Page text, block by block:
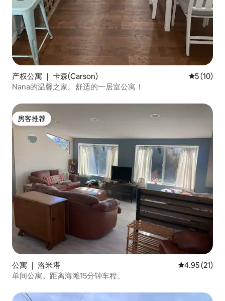
产权公寓 ｜ 卡森(Carson) 平均评分
5 (10)
Nana的温馨之家。舒适的一居室公寓！
房客推荐
房客推荐
公寓 ｜ 洛米塔 平均评分
4.95 (21)
单间公寓。距离海滩15分钟车程。